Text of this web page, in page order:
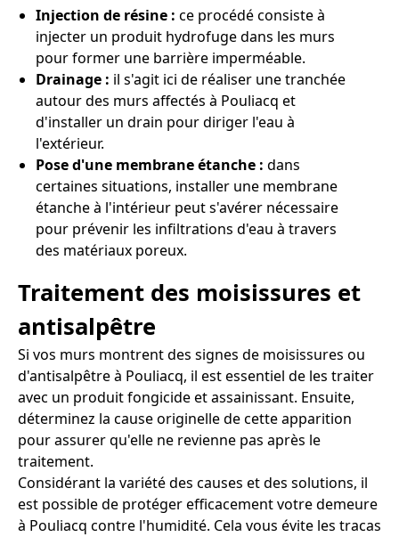
Injection de résine : ce procédé consiste à
injecter un produit hydrofuge dans les murs
pour former une barrière imperméable.
Drainage : il s'agit ici de réaliser une tranchée
autour des murs affectés à Pouliacq et
d'installer un drain pour diriger l'eau à
l'extérieur.
Pose d'une membrane étanche : dans
certaines situations, installer une membrane
étanche à l'intérieur peut s'avérer nécessaire
pour prévenir les infiltrations d'eau à travers
des matériaux poreux.
Traitement des moisissures et
antisalpêtre
Si vos murs montrent des signes de moisissures ou
d'antisalpêtre à Pouliacq, il est essentiel de les traiter
avec un produit fongicide et assainissant. Ensuite,
déterminez la cause originelle de cette apparition
pour assurer qu'elle ne revienne pas après le
traitement.
Considérant la variété des causes et des solutions, il
est possible de protéger efficacement votre demeure
à Pouliacq contre l'humidité. Cela vous évite les tracas